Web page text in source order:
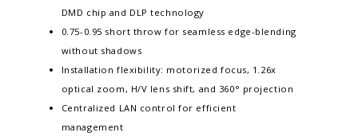
DMD chip and DLP technology
0.75-0.95 short throw for seamless edge-blending
without shadows
Installation flexibility: motorized focus, 1.26x
optical zoom, H/V lens shift, and 360° projection
Centralized LAN control for efficient
management